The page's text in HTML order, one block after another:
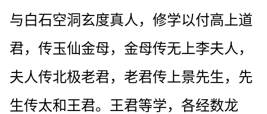
与白石空洞玄度真人，修学以付高上道
君，传玉仙金母，金母传无上李夫人，
夫人传北极老君，老君传上景先生，先
生传太和王君。王君等学，各经数龙